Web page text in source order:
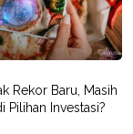
Rekor Baru, Masih
Pilihan Investasi?